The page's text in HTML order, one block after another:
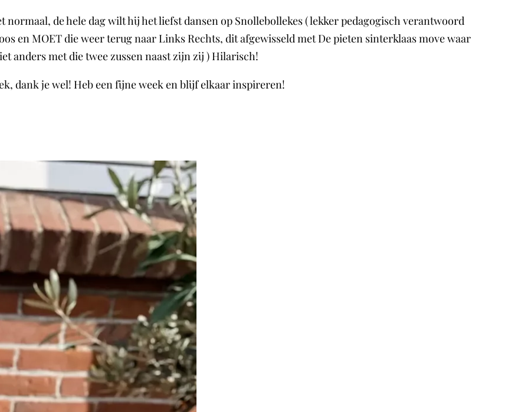
normaal, de hele dag wilt hij het liefst dansen op Snollebollekes ( lekker pedagogisch verantwoord
en MOET die weer terug naar Links Rechts, dit afgewisseld met De pieten sinterklaas move waar
anders met die twee zussen naast zijn zij ) Hilarisch!
dank je wel! Heb een fijne week en blijf elkaar inspireren!